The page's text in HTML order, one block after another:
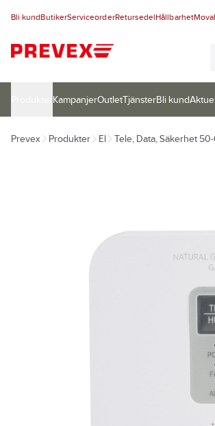
Bli kundButikerServiceorderRetursedelHållbarhet
KampanjerOutletTjänsterBli kund
Prevex Produkter El Tele, Data, Säkerhet